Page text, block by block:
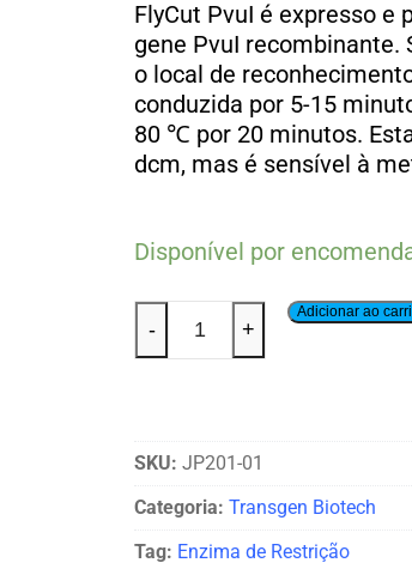
FlyCut PvuI é expresso e
gene PvuI recombinante.
o local de
conduzida por 5-15
80 ℃ por 20 minutos.
dcm, mas é sensível à
Disponível por
- +
Adicionar ao
SKU: JP201-01
Categoria: Transgen Biotech
Tag: Enzima de Restrição